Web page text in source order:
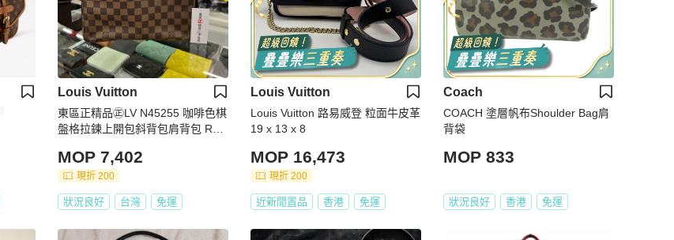
Louis Vuitton
東區正精品㊣LV N45255 咖啡色棋
盤格拉鍊上開包斜背包肩背包 RZ4
MOP 7,402
現折 200
狀況良好 台灣 免運
Louis Vuitton
Louis Vuitton 路易威登 粒面牛皮革
19 x 13 x 8
MOP 16,473
現折 200
近新閒置品 香港 免運
Coach
COACH 塗層帆布Shoulder Bag肩
背袋
MOP 833
狀況良好 香港 免運